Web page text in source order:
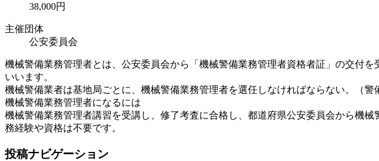
38,000円
主催団体
公安委員会
機械警備業務管理者とは、公安委員会から「機械警備業務管理者資格者証」の交付
いいます。
機械警備業者は基地局ごとに、機械警備業務管理者を選任しなければならない。（警
機械警備業務管理者になるには
機械警備業務管理者講習を受講し、修了考査に合格し、都道府県公安委員会から機
務経験や資格は不要です。
投稿ナビゲーション